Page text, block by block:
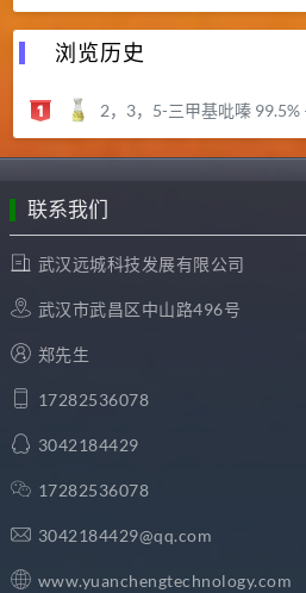
浏览历史
2，3，5-三甲基吡嗪 99.5% –
联系我们
武汉远城科技发展有限公司
武汉市武昌区中山路496号
郑先生
17282536078
3042184429
17282536078
3042184429@qq.com
www.yuanchengtechnology.com